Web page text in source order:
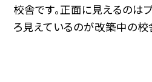
校舎です。正面に見えるのは
ろ見えているのが改築中の校